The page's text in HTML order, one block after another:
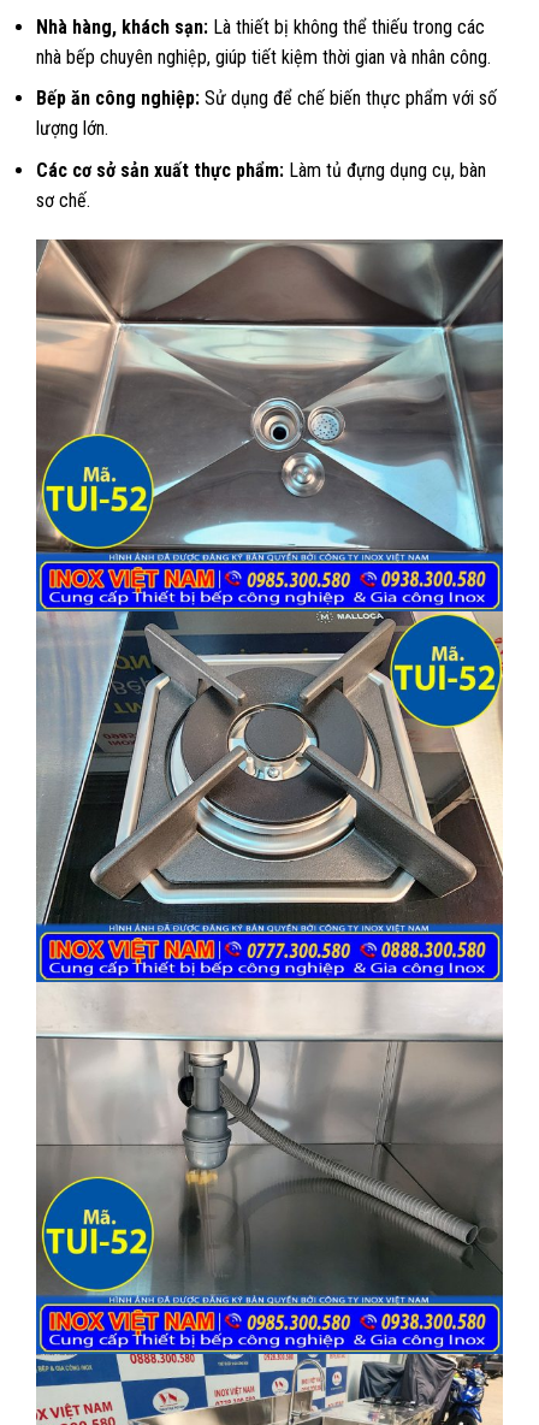
Nhà hàng, khách sạn: Là thiết bị không thể thiếu trong các
nhà bếp chuyên nghiệp, giúp tiết kiệm thời gian và nhân công.
Bếp ăn công nghiệp: Sử dụng để chế biến thực phẩm với số
lượng lớn.
Các cơ sở sản xuất thực phẩm: Làm tủ đựng dụng cụ, bàn
sơ chế.